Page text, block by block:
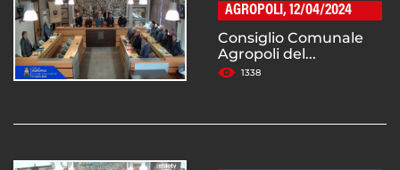
AGROPOLI, 12/04/2024
Consiglio Comunale
Agropoli del...
1338